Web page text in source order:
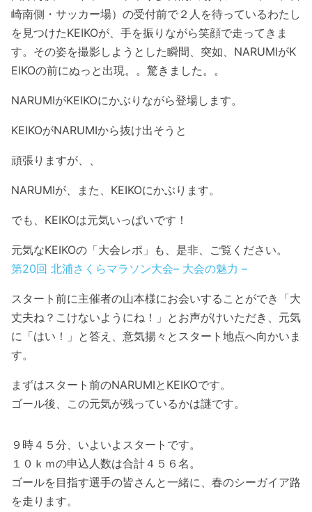
崎南側・サッカー場）の受付前で２人を待っているわたし
を見つけたKEIKOが、手を振りながら笑顔で走ってきま
す。その姿を撮影しようとした瞬間、突如、NARUMIがK
EIKOの前にぬっと出現。。驚きました。。
NARUMIがKEIKOにかぶりながら登場します。
KEIKOがNARUMIから抜け出そうと
頑張りますが、、
NARUMIが、また、KEIKOにかぶります。
でも、KEIKOは元気いっぱいです！
元気なKEIKOの「大会レポ」も、是非、ご覧ください。
第20回 北浦さくらマラソン大会– 大会の魅力 –
スタート前に主催者の山本様にお会いすることができ「大
丈夫ね？こけないようにね！」とお声がけいただき、元気
に「はい！」と答え、意気揚々とスタート地点へ向かいま
す。
まずはスタート前のNARUMIとKEIKOです。
ゴール後、この元気が残っているかは謎です。
９時４５分、いよいよスタートです。
１０ｋｍの申込人数は合計４５６名。
ゴールを目指す選手の皆さんと一緒に、春のシーガイア路
を走ります。